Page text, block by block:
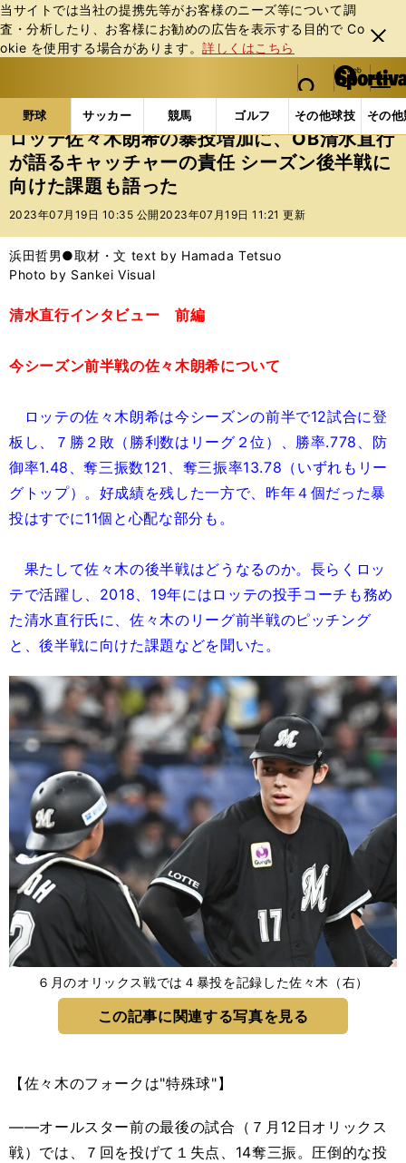
当サイトでは当社の提携先等がお客様のニーズ等について調
査・分析したり、お客様にお勧めの広告を表⽰する⽬的で Co
okie を使⽤する場合があります。詳しくはこちら
閉じ
る
web Sportiva (webスポルティーバ)
検索
マイペ
ー
ジ
メニュ
野球 サッカー 競馬 ゴルフ その他球技 その
b
ス
ポ
ル
テ
ー
バ
野球の記事一覧 プロ野球 ロッテ佐々木朗希の暴投
ロッテ佐々木朗希の暴投増加に、OB清水直行
が語るキャッチャーの責任 シーズン後半戦に
向けた課題も語った
2023年07月19日 10:35 公開 2023年07月19日 11:21 更新
浜田哲男●取材・文 text by Hamada Tetsuo
Photo by Sankei Visual
清水直行インタビュー 前編
今シーズン前半戦の佐々木朗希について
ロッテの佐々木朗希は今シーズンの前半で12試合に登
板し、７勝２敗（勝利数はリーグ２位）、勝率.778、防
御率1.48、奪三振数121、奪三振率13.78（いずれもリー
グトップ）。好成績を残した一方で、昨年４個だった暴
投はすでに11個と心配な部分も。
果たして佐々木の後半戦はどうなるのか。長らくロッ
テで活躍し、2018、19年にはロッテの投手コーチも務め
た清水直行氏に、佐々木のリーグ前半戦のピッチング
と、後半戦に向けた課題などを聞いた。
６月のオリックス戦では４暴投を記録した佐々木（右）
この記事に関連する写真を見る
【佐々木のフォークは"特殊球"】
――オールスター前の最後の試合（７月12日オリックス
戦）では、７回を投げて１失点、14奪三振。圧倒的な投